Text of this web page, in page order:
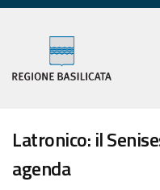
Latronico: il
agenda